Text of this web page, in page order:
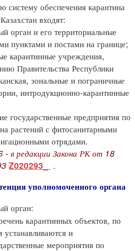
обеспечения карантина
входят:
и его территориальные
пунктами и постами на границе;
карантинные учреждения,
Правительства Республики
зональные и пограничные
интродукционно-карантинные
государственные предприятия по
растений с фитосанитарными
отрядами.
- в редакции Закона РК от 18
Z020293_ .
уполномоченного органа
орган:
карантинных объектов, по
и
мероприятия по